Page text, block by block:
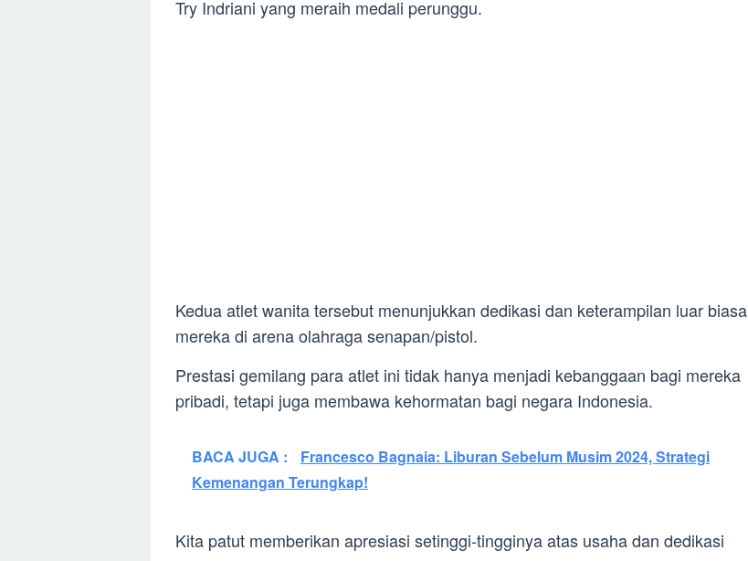
Try Indriani yang meraih medali perunggu.
Kedua atlet wanita tersebut menunjukkan dedikasi dan keterampilan luar biasa
mereka di arena olahraga senapan/pistol.
Prestasi gemilang para atlet ini tidak hanya menjadi kebanggaan bagi mereka
pribadi, tetapi juga membawa kehormatan bagi negara Indonesia.
BACA JUGA :
Francesco Bagnaia: Liburan Sebelum Musim 2024, Strategi
Kemenangan Terungkap!
Kita patut memberikan apresiasi setinggi-tingginya atas usaha dan dedikasi